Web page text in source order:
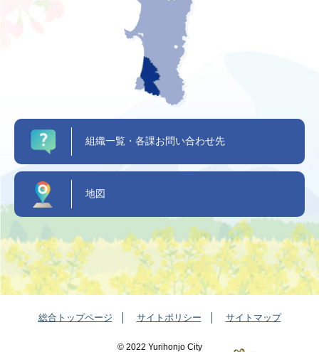
組織一覧・各課お問い合わせ先
地図
総合トップページ サイトポリシー サイトマップ
©️ 2022 Yurihonjo City